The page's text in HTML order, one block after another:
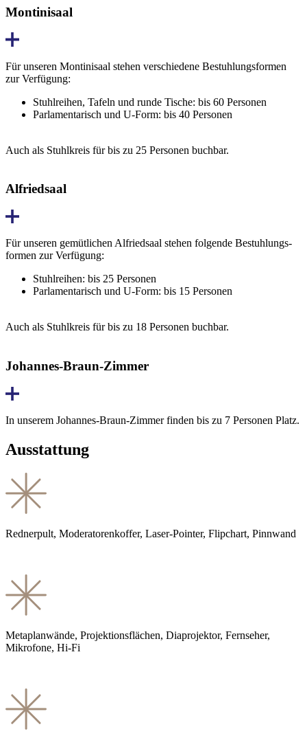
Montinisaal
Für unseren Montini­saal stehen verschiedene Bestuhlungs­formen
zur Verfügung:
Stuhlreihen, Tafeln und runde Tische: bis 60 Personen
Parlamentarisch und U-Form: bis 40 Personen
Auch als Stuhlkreis für bis zu 25 Personen buchbar.
Alfriedsaal
Für unseren gemüt­lichen Alfried­saal stehen folgende Bestuhlungs­
formen zur Verfügung:
Stuhlreihen: bis 25 Personen
Parlamentarisch und U-Form: bis 15 Personen
Auch als Stuhlkreis für bis zu 18 Personen buchbar.
Johannes-Braun-Zimmer
In unserem Johannes-Braun-Zimmer finden bis zu 7 Personen Platz.
Ausstattung
Rednerpult, Moderatorenkoffer, Laser-Pointer, Flipchart, Pinnwand
Metaplanwände, Projektionsflächen, Diaprojektor, Fernseher,
Mikrofone, Hi-Fi